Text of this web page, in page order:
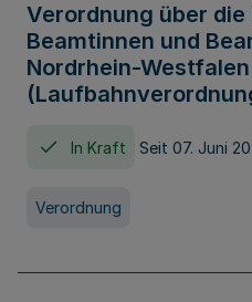
Verordnung über
Beamtinnen und
Nordrhein-Westfalen
In Kraft Seit 07. Juni
Verordnung